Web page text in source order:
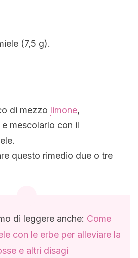
(7,5 g).
di mezzo limone,
mescolarlo con il
questo rimedio due o tre
di leggere anche: Come
con le erbe per alleviare la
e altri disagi